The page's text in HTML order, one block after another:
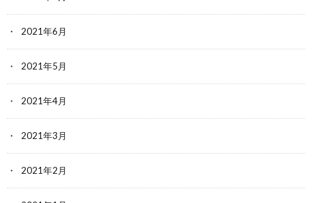
2021年6月
2021年5月
2021年4月
2021年3月
2021年2月